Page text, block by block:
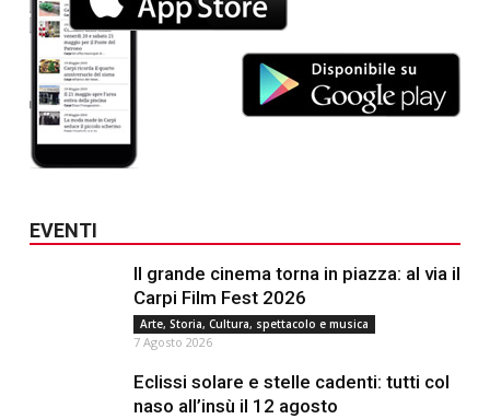
EVENTI
Il grande cinema torna in piazza: al via il
Carpi Film Fest 2026
Arte, Storia, Cultura, spettacolo e musica
7 Agosto 2026
Eclissi solare e stelle cadenti: tutti col
naso all’insù il 12 agosto